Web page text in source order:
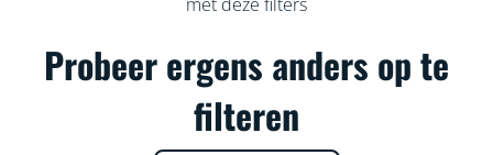
Probeer ergens anders op te
filteren